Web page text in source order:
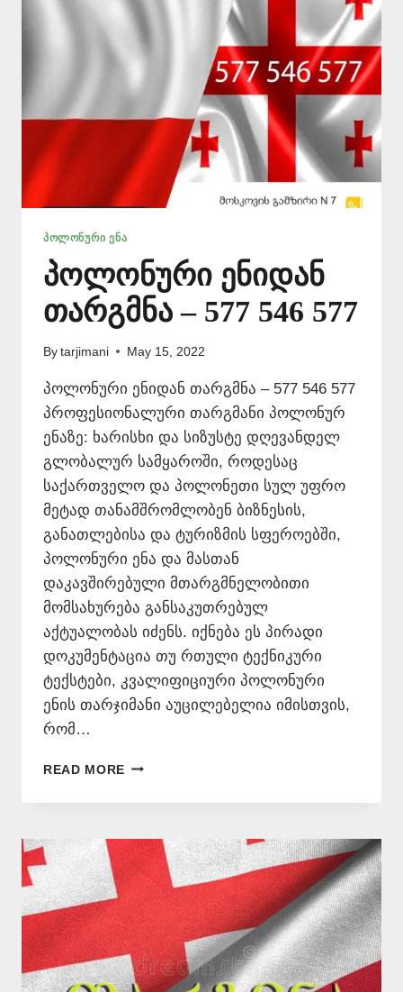
546
ᲞᲝᲚᲝᲜᲣᲠᲘ ᲔᲜᲐ
პოლონური ენიდან
თარგმნა – 577 546 577
By tarjimani May 15, 2022
პოლონური ენიდან თარგმნა – 577 546 577
პროფესიონალური თარგმანი პოლონურ
ენაზე: ხარისხი და სიზუსტე დღევანდელ
გლობალურ სამყაროში, როდესაც
საქართველო და პოლონეთი სულ უფრო
მეტად თანამშრომლობენ ბიზნესის,
განათლებისა და ტურიზმის სფეროებში,
პოლონური ენა და მასთან
დაკავშირებული მთარგმნელობითი
მომსახურება განსაკუთრებულ
აქტუალობას იძენს. იქნება ეს პირადი
დოკუმენტაცია თუ რთული ტექნიკური
ტექსტები, კვალიფიციური პოლონური
ენის თარჯიმანი აუცილებელია იმისთვის,
რომ…
READ MORE ᲞᲝᲚᲝᲜᲣᲠᲘ
ᲗᲐᲠᲒᲛᲜᲐ
577
546
577